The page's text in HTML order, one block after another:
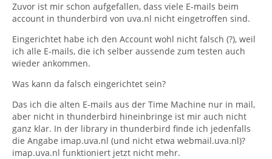
Zuvor ist mir schon aufgefallen, dass viele E-mails beim
account in thunderbird von uva.nl nicht eingetroffen sind.
Eingerichtet habe ich den Account wohl nicht falsch (?), weil
ich alle E-mails, die ich selber aussende zum testen auch
wieder ankommen.
Was kann da falsch eingerichtet sein?
Das ich die alten E-mails aus der Time Machine nur in mail,
aber nicht in thunderbird hineinbringe ist mir auch nicht
ganz klar. In der library in thunderbird finde ich jedenfalls
die Angabe imap.uva.nl (und nicht etwa webmail.uva.nl)?
imap.uva.nl funktioniert jetzt nicht mehr.